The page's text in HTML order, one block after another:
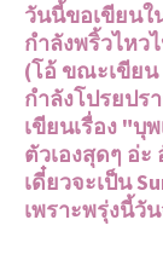
วันนี้ขอเขียน
กำลังพริ้วไหว
(โอ้ ขณะเขียน
กำลังโปรยปร
เขียนเรื่อง "บุ
ตัวเองสุดๆ อ่
เดี๋ยวจะเป็น
เพราะพรุ่งนี้วั